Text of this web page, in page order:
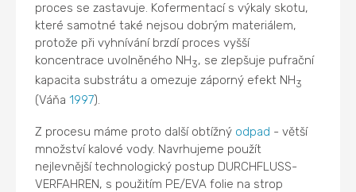
proces se zastavuje. Kofermentací s výkaly skotu,
které samotné také nejsou dobrým materiálem,
protože při vyhnívání brzdí proces vyšší
koncentrace uvolněného NH3, se zlepšuje pufrační
kapacita substrátu a omezuje záporný efekt NH3
(Váňa1997).
Z procesu máme proto další obtížný odpad - větší
množství kalové vody. Navrhujeme použít
nejlevnější technologický postup DURCHFLUSS-
VERFAHREN, s použitím PE/EVA folie na strop